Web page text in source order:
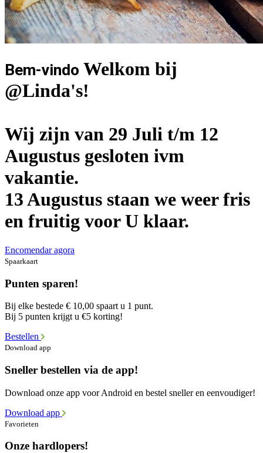
Bem-vindo Welkom bij
@Linda's!
Wij zijn van 29 Juli t/m 12
Augustus gesloten ivm
vakantie.
13 Augustus staan we weer fris
en fruitig voor U klaar.
Encomendar agora
Spaarkaart
Punten sparen!
Bij elke bestede € 10,00 spaart u 1 punt.
Bij 5 punten krijgt u €5 korting!
Bestellen
Download app
Sneller bestellen via de app!
Download onze app voor Android en bestel sneller en eenvoudiger!
Download app
Favorieten
Onze hardlopers!